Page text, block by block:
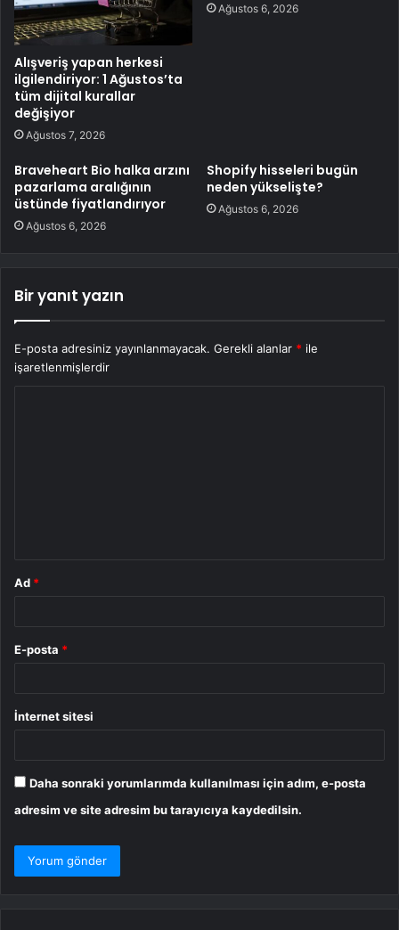
Alışveriş yapan herkesi
ilgilendiriyor: 1 Ağustos’ta
tüm dijital kurallar
değişiyor
Ağustos 7, 2026
Ağustos 6, 2026
Braveheart Bio halka arzını
pazarlama aralığının
üstünde fiyatlandırıyor
Ağustos 6, 2026
Shopify hisseleri bugün
neden yükselişte?
Ağustos 6, 2026
Bir yanıt yazın
E-posta adresiniz yayınlanmayacak. Gerekli alanlar * ile
işaretlenmişlerdir
Ad *
E-posta *
İnternet sitesi
Daha sonraki yorumlarımda kullanılması için adım, e-posta
adresim ve site adresim bu tarayıcıya kaydedilsin.